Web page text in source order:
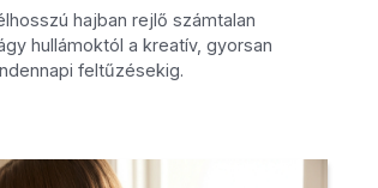
hajban rejlő számtalan
hullámoktól a kreatív, gyorsan
feltűzésekig.